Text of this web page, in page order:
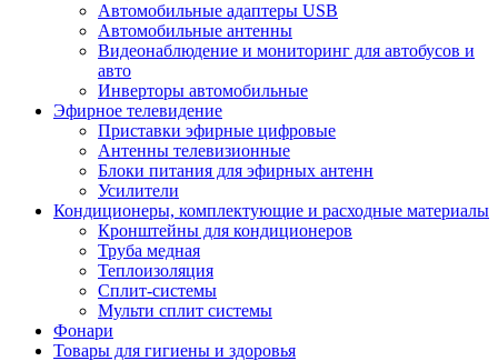
Автомобильные адаптеры USB
Автомобильные антенны
Видеонаблюдение и мониторинг для автобусов и
авто
Инверторы автомобильные
Эфирное телевидение
Приставки эфирные цифровые
Антенны телевизионные
Блоки питания для эфирных антенн
Усилители
Кондиционеры, комплектующие и расходные материалы
Кронштейны для кондиционеров
Труба медная
Теплоизоляция
Сплит-системы
Мульти сплит системы
Фонари
Товары для гигиены и здоровья